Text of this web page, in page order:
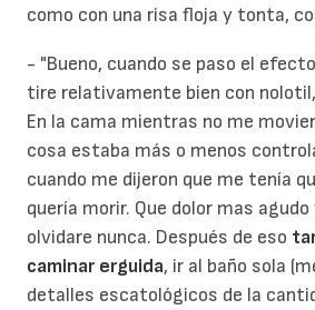
como con una risa floja y tonta,
- "Bueno, cuando se paso el
tire relativamente bien con
En la cama mientras no me
cosa estaba más o menos
cuando me dijeron que me tenía
quería morir. Que dolor mas
olvidare nunca. Después de eso
caminar erguida, ir al baño sola
detalles escatológicos de la